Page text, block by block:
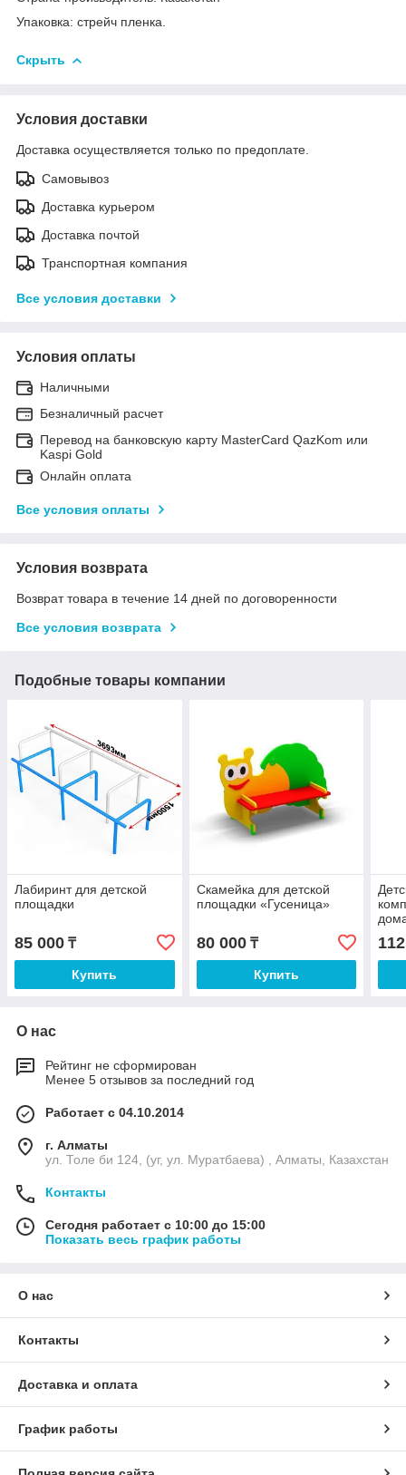
Упаковка: стрейч пленка.
Скрыть
Условия доставки
Доставка осуществляется только по предоплате.
Самовывоз
Доставка курьером
Доставка почтой
Транспортная компания
Все условия доставки
Условия оплаты
Наличными
Безналичный расчет
Перевод на банковскую карту MasterCard QazKom или
Kaspi Gold
Онлайн оплата
Все условия оплаты
Условия возврата
Возврат товара в течение 14 дней по договоренности
Все условия возврата
Подобные товары компании
Лабиринт для детской
площадки
85 000 ₸
Купить
Скамейка для детской
площадки «Гусеницa»
80 000₸
Купить
О нас
Рейтинг не сформирован
Менее 5 отзывов за последний год
Работает с 04.10.2014
г. Алматы
ул. Толе би 124, (уг, ул. Муратбаева) , Алматы, Казахстан
Контакты
Сегодня работает с 10:00 до 15:00
Показать весь график работы
О нас
Контакты
Доставка и оплата
График работы